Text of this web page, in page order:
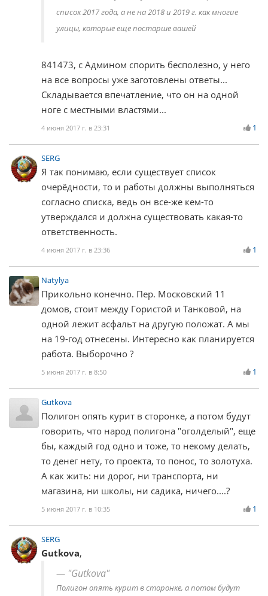
список 2017 года, а не на 2018 и 2019 г. как многие
улицы, которые еще постарше вашей
841473, с Админом спорить бесполезно, у него
на все вопросы уже заготовлены ответы...
Складывается впечатление, что он на одной
ноге с местными властями...
4 июня 2017 г. в 23:31 1
SERG
Я так понимаю, если существует список
очерёдности, то и работы должны выполняться
согласно списка, ведь он все-же кем-то
утверждался и должна существовать какая-то
ответственность.
4 июня 2017 г. в 23:36 1
Natylya
Прикольно конечно. Пер. Московский 11
домов, стоит между Гористой и Танковой, на
одной лежит асфальт на другую положат. А мы
на 19-год отнесены. Интересно как планируется
работа. Выборочно ?
5 июня 2017 г. в 8:50 1
Gutkova
Полигон опять курит в сторонке, а потом будут
говорить, что народ полигона "оголделый", еще
бы, каждый год одно и тоже, то некому делать,
то денег нету, то проекта, то понос, то золотуха.
А как жить: ни дорог, ни транспорта, ни
магазина, ни школы, ни садика, ничего....?
5 июня 2017 г. в 10:35 1
SERG
Gutkova,
"Gutkova"
Полигон опять курит в сторонке, а потом будут